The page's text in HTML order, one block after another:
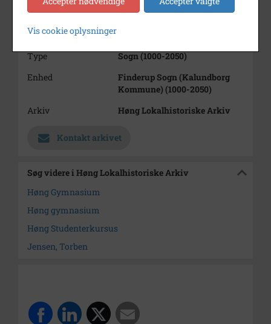
Størrelse
16x21
Se på kort
Type
Sogn (1000-2050)
Enhed
Finderup Sogn (Kalundborg
Kommune) (1000-2050)
Arkiv
Høng Lokalhistoriske Arkiv
Kontakt arkivet
Søg videre i Høng Lokalhistoriske Arkiv
Høng Gymnasium
Høng gymnasium
Høng Studenterkursus
Jensen, Torben
Vis cookie oplysninger